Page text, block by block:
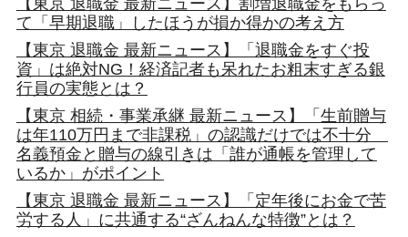
【東京 退職金 最新ニュース】割増退職金をもらっ
て「早期退職」したほうが損か得かの考え方
【東京 退職金 最新ニュース】「退職金をすぐ投
資」は絶対NG！経済記者も呆れたお粗末すぎる銀
行員の実態とは？
【東京 相続・事業承継 最新ニュース】「生前贈与
は年110万円まで非課税」の認識だけでは不十分
名義預金と贈与の線引きは「誰が通帳を管理して
いるか」がポイント
【東京 退職金 最新ニュース】「定年後にお金で苦
労する人」に共通する“ざんねんな特徴”とは？